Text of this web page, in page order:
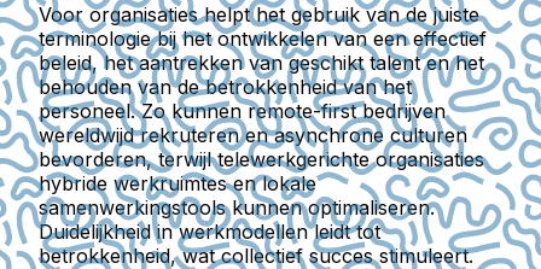
Voor organisaties helpt het gebruik van de juiste
terminologie bij het ontwikkelen van een effectief
beleid, het aantrekken van geschikt talent en het
behouden van de betrokkenheid van het
personeel. Zo kunnen remote-first bedrijven
wereldwijd rekruteren en asynchrone culturen
bevorderen, terwijl telewerkgerichte organisaties
hybride werkruimtes en lokale
samenwerkingstools kunnen optimaliseren.
Duidelijkheid in werkmodellen leidt tot
betrokkenheid, wat collectief succes stimuleert.